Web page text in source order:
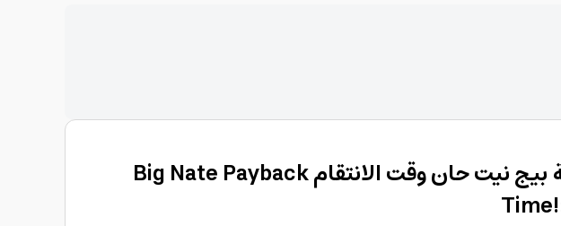
قصة بيج نيت حان وقت الانتقام Big Nate Payback